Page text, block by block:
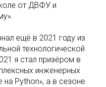
от ДВФУ и
ещё в 2021 году из
технологической
я стал призёром в
инженерных
Python», а в сезоне